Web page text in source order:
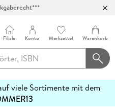
Filiale Konto Merkzettel Warenkorb
viele Sortimente mit dem